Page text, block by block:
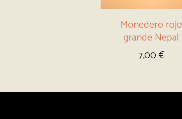
Monedero rojo
grande Nepal
7,00€